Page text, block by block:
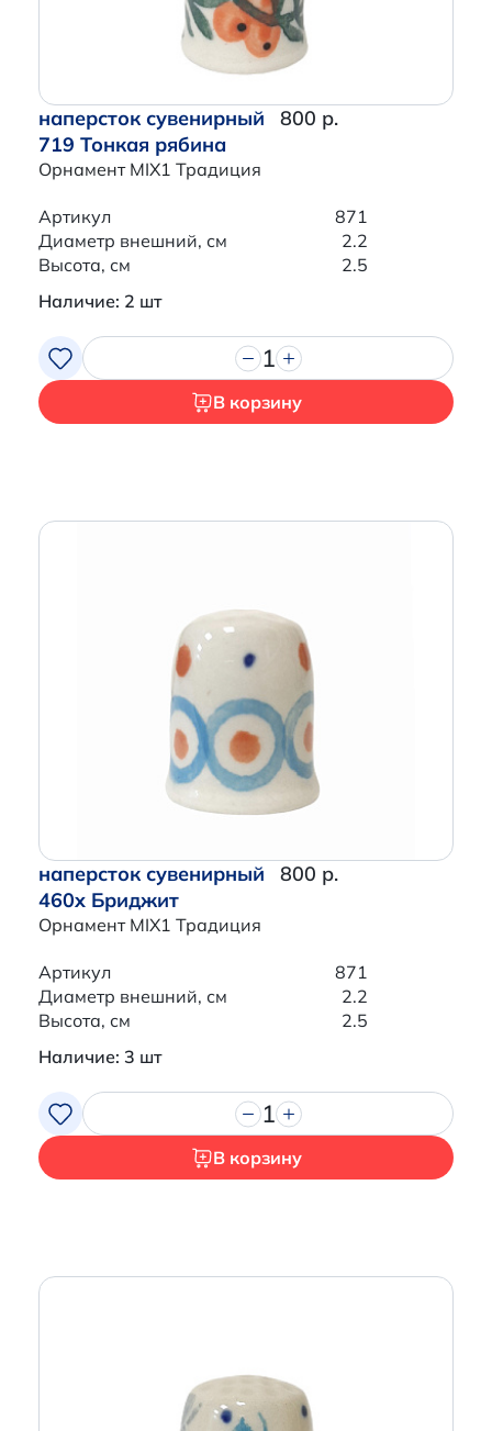
наперсток сувенирный
719 Тонкая рябина
Орнамент MIX1 Традиция
800 р.
Артикул
871
Диаметр внешний, см
2.2
Высота, см
2.5
Наличие: 2 шт
1
В корзину
наперсток сувенирный
460x Бриджит
Орнамент MIX1 Традиция
800 р.
Артикул
871
Диаметр внешний, см
2.2
Высота, см
2.5
Наличие: 3 шт
1
В корзину